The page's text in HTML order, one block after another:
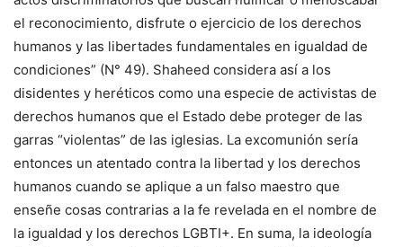
el reconocimiento, disfrute o ejercicio de los derechos
humanos y las libertades fundamentales en igualdad de
condiciones” (N° 49). Shaheed considera así a los
disidentes y heréticos como una especie de activistas de
derechos humanos que el Estado debe proteger de las
garras “violentas” de las iglesias. La excomunión sería
entonces un atentado contra la libertad y los derechos
humanos cuando se aplique a un falso maestro que
enseñe cosas contrarias a la fe revelada en el nombre de
la igualdad y los derechos LGBTI+. En suma, la ideología